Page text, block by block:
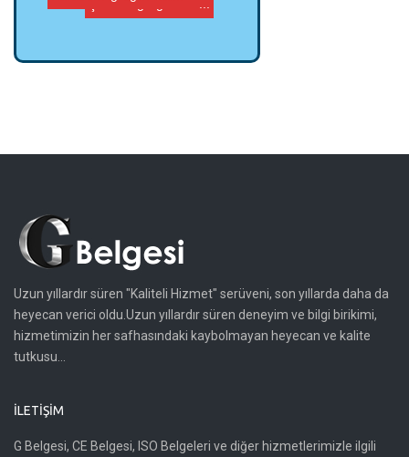
Uzun yıllardır süren "Kaliteli Hizmet" serüveni, son yıllarda daha da
heyecan verici oldu.Uzun yıllardır süren deneyim ve bilgi birikimi,
hizmetimizin her safhasındaki kaybolmayan heyecan ve kalite
tutkusu...
İLETIŞIM
G Belgesi, CE Belgesi, ISO Belgeleri ve diğer hizmetlerimizle ilgili